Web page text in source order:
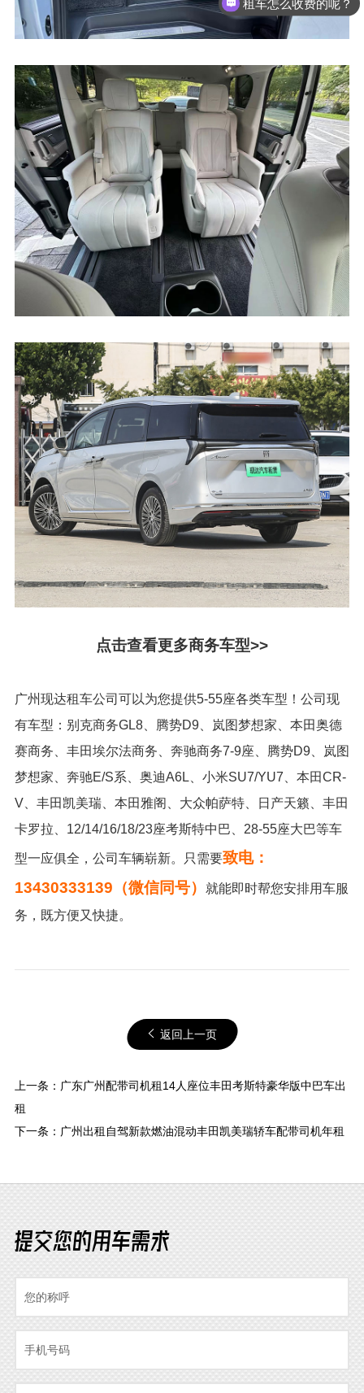
点击查看更多商务车型>>
广州现达租车公司可以为您提供5-55座各类车型！公司现
有车型：别克商务GL8、腾势D9、岚图梦想家、本田奥德
赛商务、丰田埃尔法商务、奔驰商务7-9座、腾势D9、岚图
梦想家、奔驰E/S系、奥迪A6L、小米SU7/YU7、本田CR-
V、丰田凯美瑞、本田雅阁、大众帕萨特、日产天籁、丰田
卡罗拉、12/14/16/18/23座考斯特中巴、28-55座大巴等车
型一应俱全，公司车辆崭新。只需要致电：
13430333139（微信同号）
就能即时帮您安排用车服
务，既方便又快捷。
返回上一页
上一条： 广东广州配带司机租14人座位丰田考斯特豪华版中巴车出
租
下一条： 广州出租自驾新款燃油混动丰田凯美瑞轿车配带司机年租
提交您的用车需求
租车怎么收费的呢？